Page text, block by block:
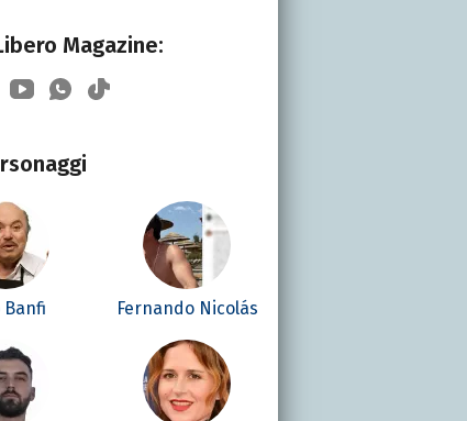
Magazine:
Banfi Fernando Nicolás